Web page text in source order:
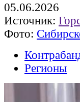
05.06.2026
Источник:
Фото:
Регионы